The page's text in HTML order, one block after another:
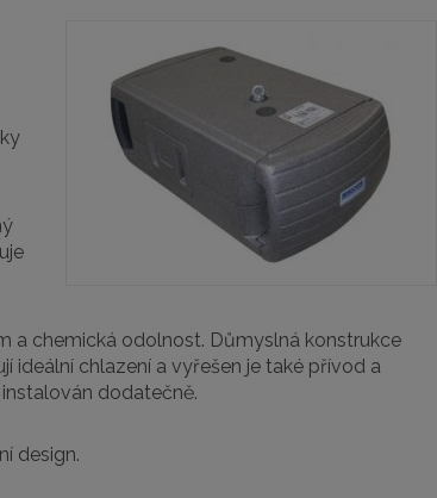
a chemická odolnost. Důmyslná konstrukce
ideální chlazení a vyřešen je také přívod a
dodatečně.
design.